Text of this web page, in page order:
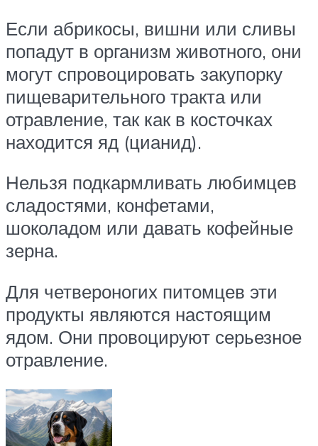
Если абрикосы, вишни или сливы
попадут в организм животного, они
могут спровоцировать закупорку
пищеварительного тракта или
отравление, так как в косточках
находится яд (цианид).
Нельзя подкармливать любимцев
сладостями, конфетами,
шоколадом или давать кофейные
зерна.
Для четвероногих питомцев эти
продукты являются настоящим
ядом. Они провоцируют серьезное
отравление.